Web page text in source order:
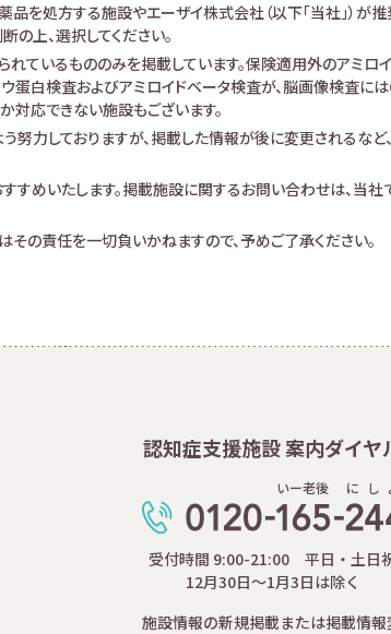
品を処方する施設やエーザイ株式会社（以下「当社」）が
上、選択してください。
ているもののみを掲載しています。保険適用外のアミロ
蛋白検査およびアミロイドベータ検査が、脳画像検査には
対応できない施設もございます。
力しておりますが、掲載した情報が後に変更されるな
めいたします。掲載施設に関するお問い合わせは、当社
その責任を一切負いかねますので、予めご了承ください。
認知症支援施設 案内ダイヤ
いー老後 に し
受付時間 9:00-21:00 平日・土日
12月30日～1月3日は除く
施設情報の新規掲載または掲載情報